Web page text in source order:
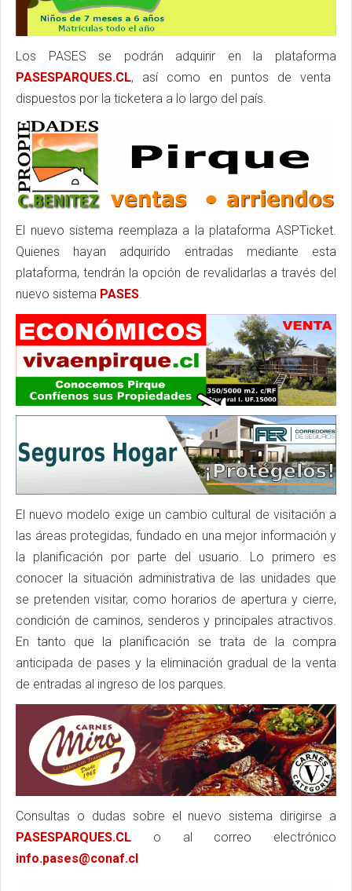
Los PASES se podrán adquirir en la plataforma
PASESPARQUES.CL, así como en puntos de venta
dispuestos por la ticketera a lo largo del país.
El nuevo sistema reemplaza a la plataforma ASPTicket.
Quienes hayan adquirido entradas mediante esta
plataforma, tendrán la opción de revalidarlas a través del
nuevo sistema PASES.
El nuevo modelo exige un cambio cultural de visitación a
las áreas protegidas, fundado en una mejor información y
la planificación por parte del usuario. Lo primero es
conocer la situación administrativa de las unidades que
se pretenden visitar, como horarios de apertura y cierre,
condición de caminos, senderos y principales atractivos.
En tanto que la planificación se trata de la compra
anticipada de pases y la eliminación gradual de la venta
de entradas al ingreso de los parques.
Consultas o dudas sobre el nuevo sistema dirigirse a
PASESPARQUES.CL o al correo electrónico
info.pases@conaf.cl